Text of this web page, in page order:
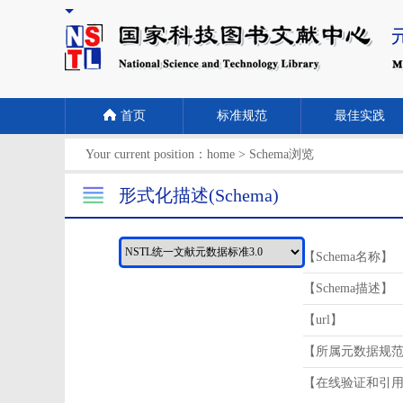
首页 标准规范 最佳实践
Your current position： home > Schema浏览
形式化描述(Schema)
【Schema名称】
【Schema描述】
【url】
【所属元数据规
【在线验证和引